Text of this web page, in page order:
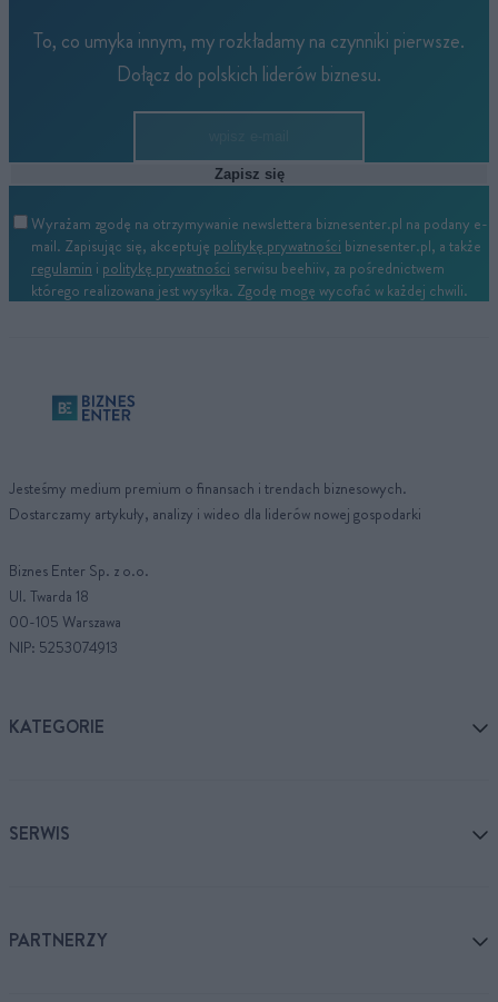
To, co umyka innym, my rozkładamy na czynniki pierwsze.
Dołącz do polskich liderów biznesu.
Zapisz się
Wyrażam zgodę na otrzymywanie newslettera biznesenter.pl na podany e-
mail. Zapisując się, akceptuję politykę prywatności biznesenter.pl, a także
regulamin i politykę prywatności serwisu beehiiv, za pośrednictwem
którego realizowana jest wysyłka. Zgodę mogę wycofać w każdej chwili.
Jesteśmy medium premium o finansach i trendach biznesowych.
Dostarczamy artykuły, analizy i wideo dla liderów nowej gospodarki
Biznes Enter Sp. z o.o.
Ul. Twarda 18
00-105 Warszawa
NIP: 5253074913
KATEGORIE
SERWIS
PARTNERZY